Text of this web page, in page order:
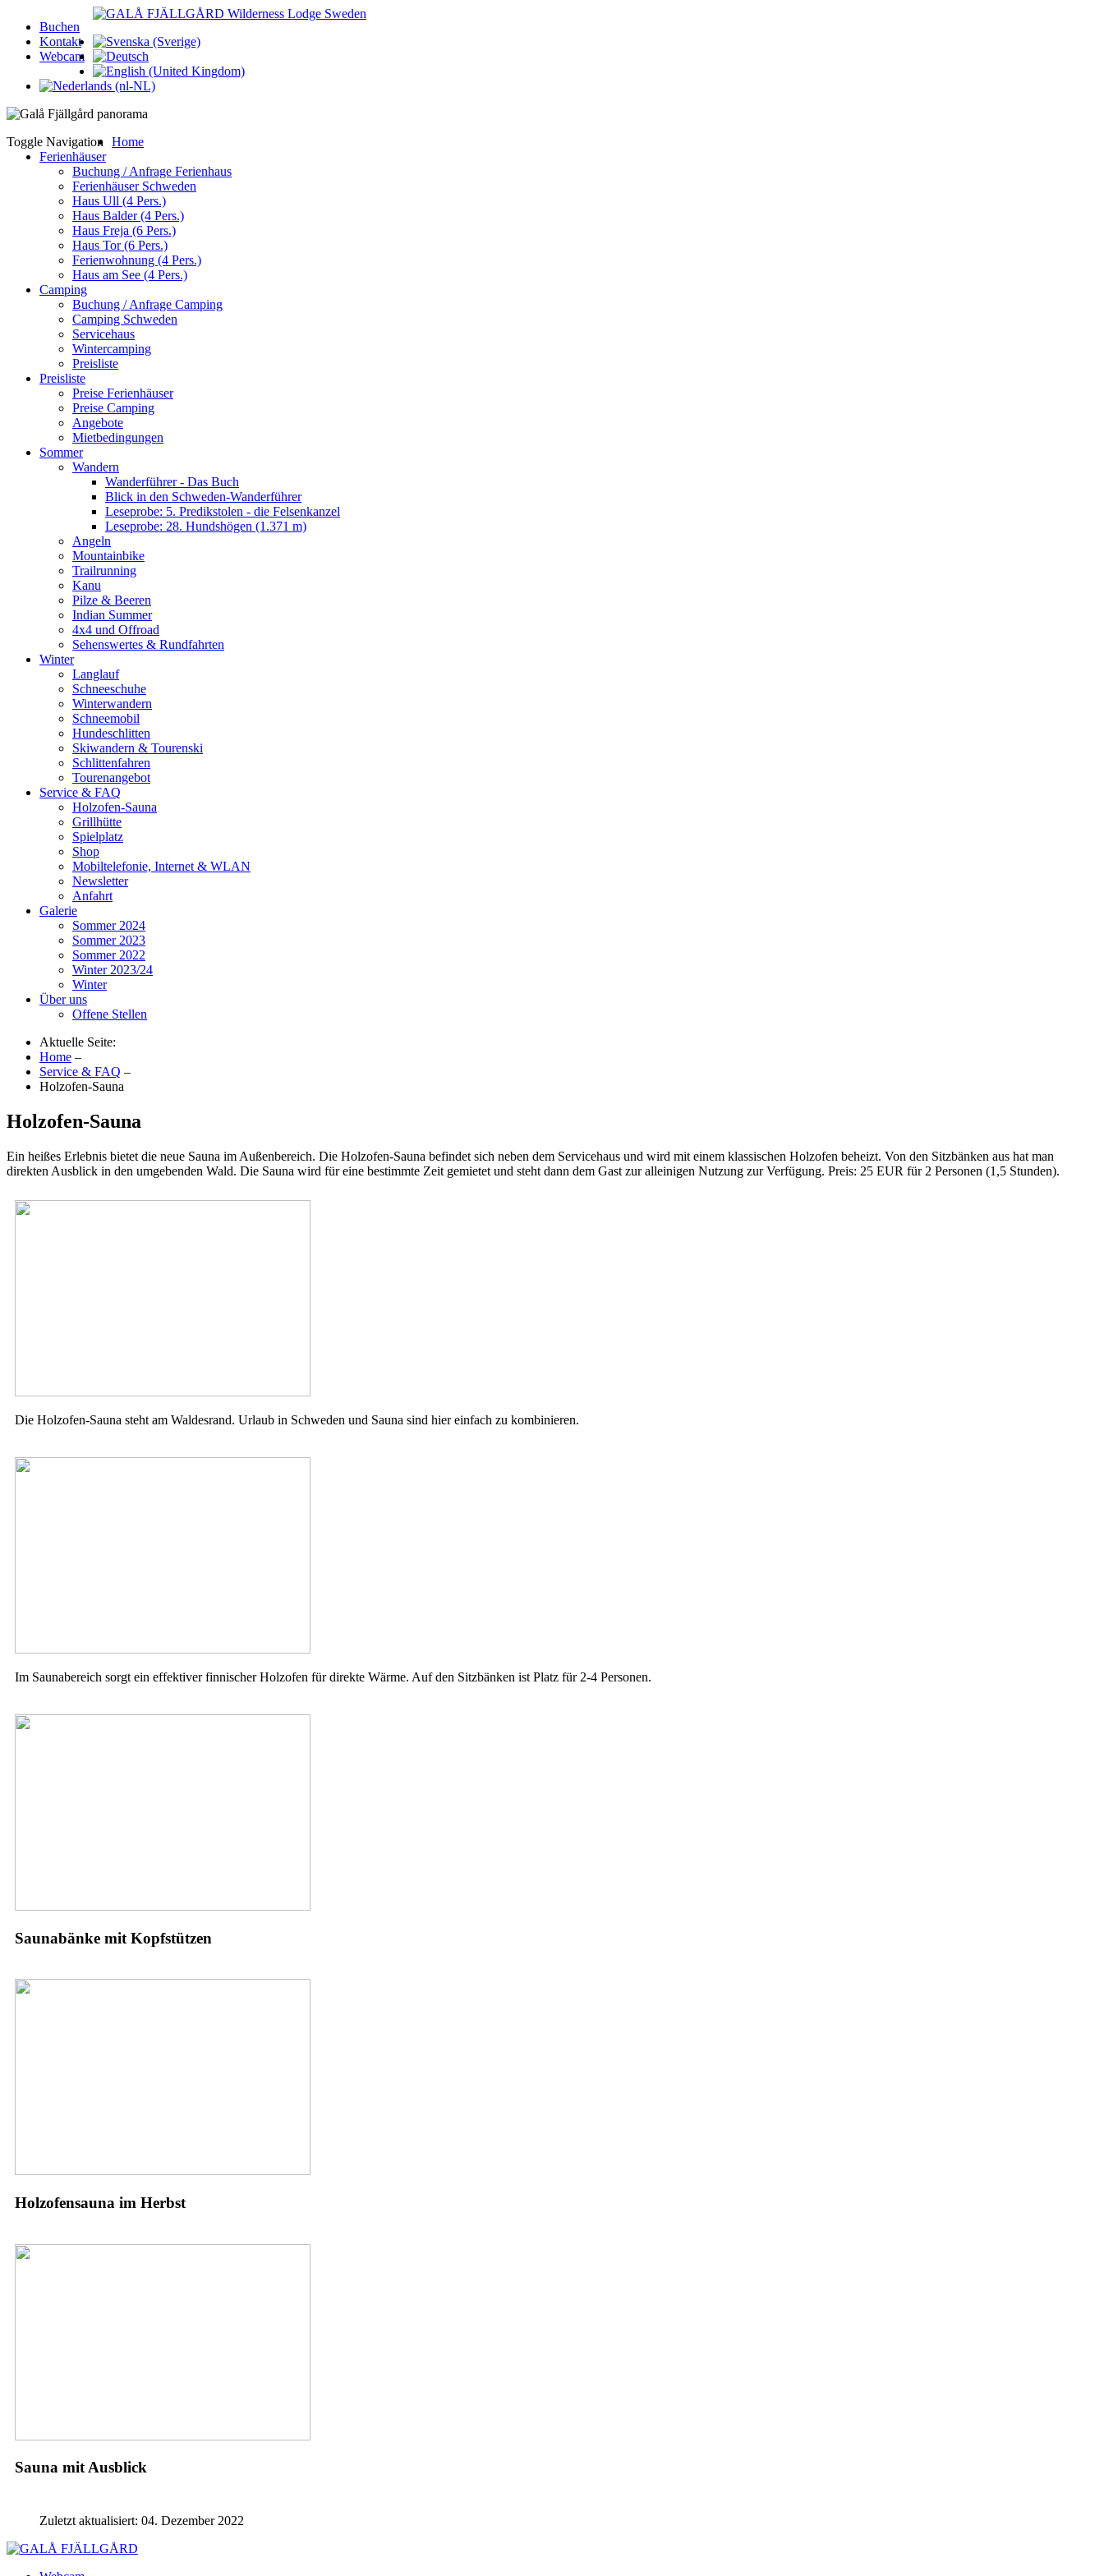
Buchen
Kontakt
Webcam
Toggle Navigation
Home
Ferienhäuser
Buchung / Anfrage Ferienhaus
Ferienhäuser Schweden
Haus Ull (4 Pers.)
Haus Balder (4 Pers.)
Haus Freja (6 Pers.)
Haus Tor (6 Pers.)
Ferienwohnung (4 Pers.)
Haus am See (4 Pers.)
Camping
Buchung / Anfrage Camping
Camping Schweden
Servicehaus
Wintercamping
Preisliste
Preisliste
Preise Ferienhäuser
Preise Camping
Angebote
Mietbedingungen
Sommer
Wandern
Wanderführer - Das Buch
Blick in den Schweden-Wanderführer
Leseprobe: 5. Predikstolen - die Felsenkanzel
Leseprobe: 28. Hundshögen (1.371 m)
Angeln
Mountainbike
Trailrunning
Kanu
Pilze & Beeren
Indian Summer
4x4 und Offroad
Sehenswertes & Rundfahrten
Winter
Langlauf
Schneeschuhe
Winterwandern
Schneemobil
Hundeschlitten
Skiwandern & Tourenski
Schlittenfahren
Tourenangebot
Service & FAQ
Holzofen-Sauna
Grillhütte
Spielplatz
Shop
Mobiltelefonie, Internet & WLAN
Newsletter
Anfahrt
Galerie
Sommer 2024
Sommer 2023
Sommer 2022
Winter 2023/24
Winter
Über uns
Offene Stellen
Aktuelle Seite:
Home –
Service & FAQ –
Holzofen-Sauna
Holzofen-Sauna
Ein heißes Erlebnis bietet die neue Sauna im Außenbereich. Die Holzofen-Sauna befindet sich neben dem Servicehaus und wird mit einem klassischen Holzofen beheizt. Von den Sitzbänken aus hat man
direkten Ausblick in den umgebenden Wald. Die Sauna wird für eine bestimmte Zeit gemietet und steht dann dem Gast zur alleinigen Nutzung zur Verfügung. Preis: 25 EUR für 2 Personen (1,5 Stunden).
Die Holzofen-Sauna steht am Waldesrand. Urlaub in Schweden und Sauna sind hier einfach zu kombinieren.
Im Saunabereich sorgt ein effektiver finnischer Holzofen für direkte Wärme. Auf den Sitzbänken ist Platz für 2-4 Personen.
Saunabänke mit Kopfstützen
Holzofensauna im Herbst
Sauna mit Ausblick
Zuletzt aktualisiert: 04. Dezember 2022